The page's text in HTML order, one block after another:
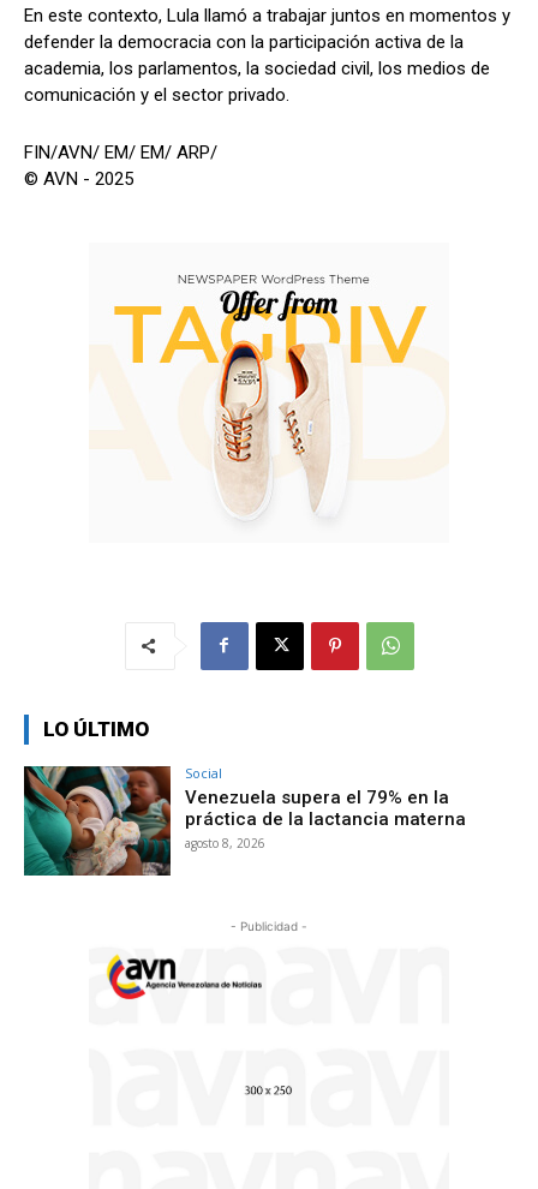
En este contexto, Lula llamó a trabajar juntos en momentos y
defender la democracia con la participación activa de la
academia, los parlamentos, la sociedad civil, los medios de
comunicación y el sector privado.
FIN/AVN/ EM/ EM/ ARP/
© AVN - 2025
LO ÚLTIMO
Social
Venezuela supera el 79% en la
práctica de la lactancia materna
agosto 8, 2026
- Publicidad -